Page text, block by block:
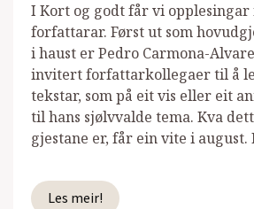
I Kort og godt får vi
forfattarar. Først ut som
i haust er Pedro Carmona-
invitert forfattarkollegaer til å
tekstar, som på eit vis eller eit
til hans sjølvvalde tema. Kva
gjestane er, får ein vite i august.
Les meir!